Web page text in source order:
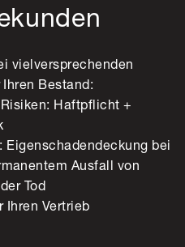
vielversprechenden
Bestand:
Haftpflicht +
bei
Ausfall von
Tod
Ihren Vertrieb